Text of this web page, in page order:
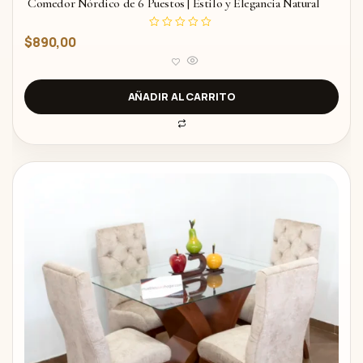
Comedor Nórdico de 6 Puestos | Estilo y Elegancia Natural
a
d
o
c
0
e
$890,00
AÑADIR AL CARRITO